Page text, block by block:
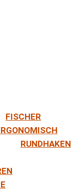
FISCHER
RUNDHAKEN